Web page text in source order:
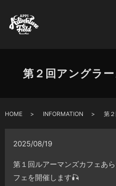
第２回アングラ
HOME INFORMATION 第
2025/08/19
第１回ルアーマンズカフェあ
フェを開催します🎣